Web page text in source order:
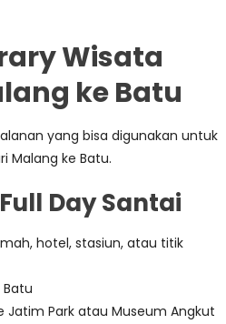
Wisata
ke Batu
yang bisa digunakan untuk
Malang ke Batu.
Day Santai
hotel, stasiun, atau titik
Jatim Park atau Museum Angkut